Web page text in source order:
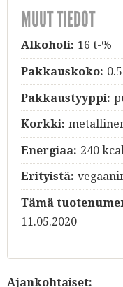
MUUT TIEDOT
Alkoholi: 16 t-%
Pakkauskoko:
Pakkaustyyppi:
Korkki:
Energiaa: 240
Erityistä:
Tämä
11.05.2020
Ajankohtaiset: